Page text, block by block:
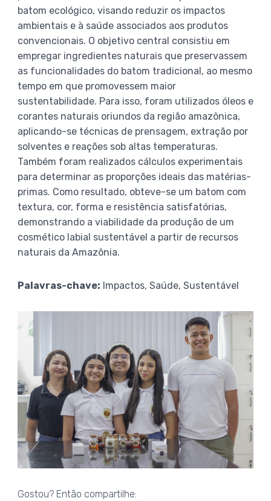
batom ecológico, visando reduzir os impactos
ambientais e à saúde associados aos produtos
convencionais. O objetivo central consistiu em
empregar ingredientes naturais que preservassem
as funcionalidades do batom tradicional, ao mesmo
tempo em que promovessem maior
sustentabilidade. Para isso, foram utilizados óleos e
corantes naturais oriundos da região amazônica,
aplicando-se técnicas de prensagem, extração por
solventes e reações sob altas temperaturas.
Também foram realizados cálculos experimentais
para determinar as proporções ideais das matérias-
primas. Como resultado, obteve-se um batom com
textura, cor, forma e resistência satisfatórias,
demonstrando a viabilidade da produção de um
cosmético labial sustentável a partir de recursos
naturais da Amazônia.
Palavras-chave: Impactos, Saúde, Sustentável
Gostou? Então compartilhe: